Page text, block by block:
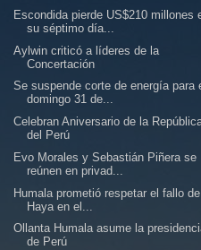
Escondida pierde US$210 millones
su séptimo día...
Aylwin criticó a líderes de la
Concertación
Se suspende corte de energía para
domingo 31 de...
Celebran Aniversario de la
del Perú
Evo Morales y Sebastián Piñera se
reúnen en privad...
Humala prometió respetar el fallo
Haya en el...
Ollanta Humala asume la
de Perú